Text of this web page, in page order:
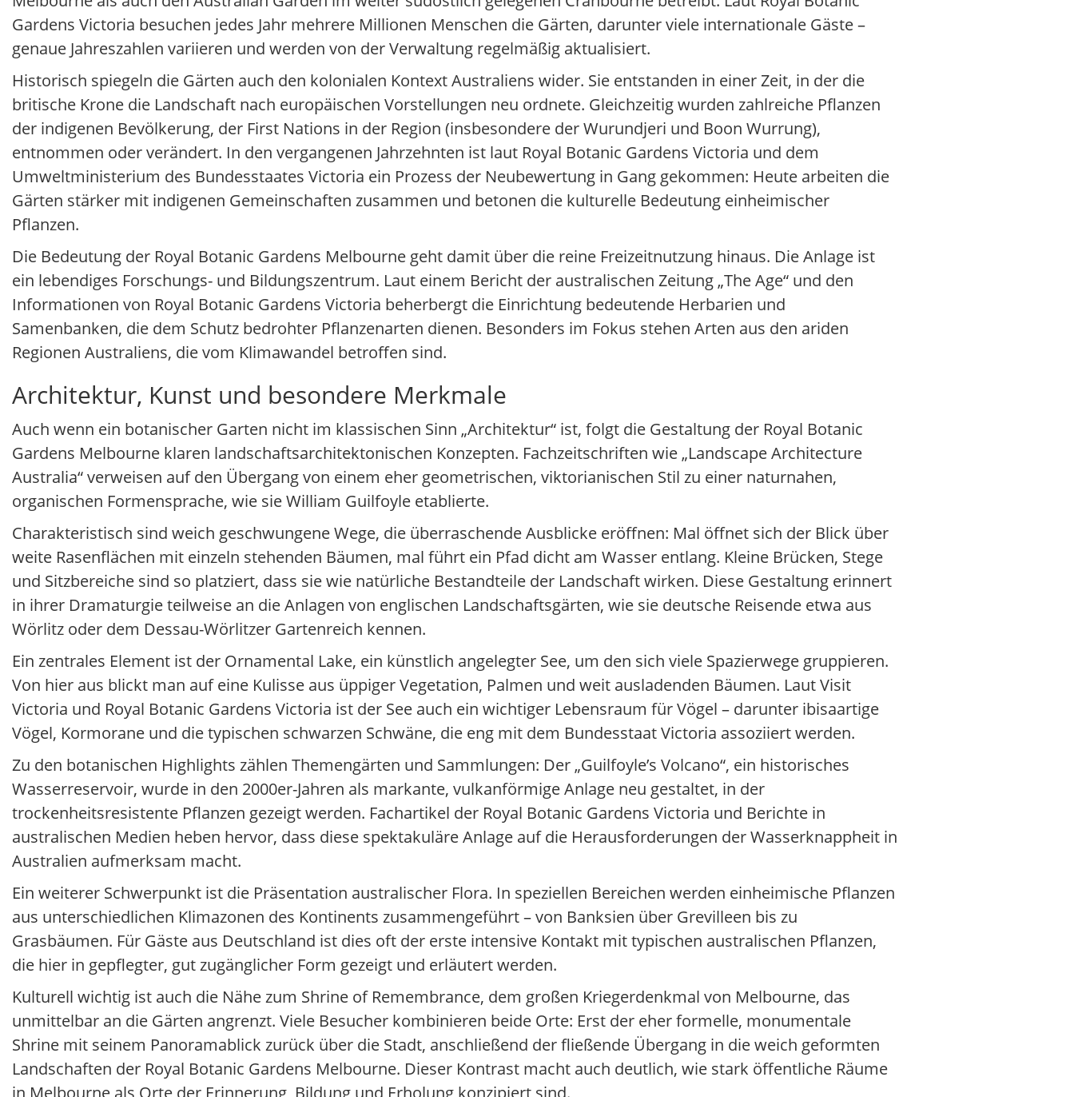
Gardens Victoria besuchen jedes Jahr mehrere Millionen Menschen die Gärten, darunter viele internationale Gäste –
genaue Jahreszahlen variieren und werden von der Verwaltung regelmäßig aktualisiert.
Historisch spiegeln die Gärten auch den kolonialen Kontext Australiens wider. Sie entstanden in einer Zeit, in der die
britische Krone die Landschaft nach europäischen Vorstellungen neu ordnete. Gleichzeitig wurden zahlreiche Pflanzen
der indigenen Bevölkerung, der First Nations in der Region (insbesondere der Wurundjeri und Boon Wurrung),
entnommen oder verändert. In den vergangenen Jahrzehnten ist laut Royal Botanic Gardens Victoria und dem
Umweltministerium des Bundesstaates Victoria ein Prozess der Neubewertung in Gang gekommen: Heute arbeiten die
Gärten stärker mit indigenen Gemeinschaften zusammen und betonen die kulturelle Bedeutung einheimischer
Pflanzen.
Die Bedeutung der Royal Botanic Gardens Melbourne geht damit über die reine Freizeitnutzung hinaus. Die Anlage ist
ein lebendiges Forschungs- und Bildungszentrum. Laut einem Bericht der australischen Zeitung „The Age“ und den
Informationen von Royal Botanic Gardens Victoria beherbergt die Einrichtung bedeutende Herbarien und
Samenbanken, die dem Schutz bedrohter Pflanzenarten dienen. Besonders im Fokus stehen Arten aus den ariden
Regionen Australiens, die vom Klimawandel betroffen sind.
Architektur, Kunst und besondere Merkmale
Auch wenn ein botanischer Garten nicht im klassischen Sinn „Architektur“ ist, folgt die Gestaltung der Royal Botanic
Gardens Melbourne klaren landschaftsarchitektonischen Konzepten. Fachzeitschriften wie „Landscape Architecture
Australia“ verweisen auf den Übergang von einem eher geometrischen, viktorianischen Stil zu einer naturnahen,
organischen Formensprache, wie sie William Guilfoyle etablierte.
Charakteristisch sind weich geschwungene Wege, die überraschende Ausblicke eröffnen: Mal öffnet sich der Blick über
weite Rasenflächen mit einzeln stehenden Bäumen, mal führt ein Pfad dicht am Wasser entlang. Kleine Brücken, Stege
und Sitzbereiche sind so platziert, dass sie wie natürliche Bestandteile der Landschaft wirken. Diese Gestaltung erinnert
in ihrer Dramaturgie teilweise an die Anlagen von englischen Landschaftsgärten, wie sie deutsche Reisende etwa aus
Wörlitz oder dem Dessau-Wörlitzer Gartenreich kennen.
Ein zentrales Element ist der Ornamental Lake, ein künstlich angelegter See, um den sich viele Spazierwege gruppieren.
Von hier aus blickt man auf eine Kulisse aus üppiger Vegetation, Palmen und weit ausladenden Bäumen. Laut Visit
Victoria und Royal Botanic Gardens Victoria ist der See auch ein wichtiger Lebensraum für Vögel – darunter ibisaartige
Vögel, Kormorane und die typischen schwarzen Schwäne, die eng mit dem Bundesstaat Victoria assoziiert werden.
Zu den botanischen Highlights zählen Themengärten und Sammlungen: Der „Guilfoyle’s Volcano“, ein historisches
Wasserreservoir, wurde in den 2000er-Jahren als markante, vulkanförmige Anlage neu gestaltet, in der
trockenheitsresistente Pflanzen gezeigt werden. Fachartikel der Royal Botanic Gardens Victoria und Berichte in
australischen Medien heben hervor, dass diese spektakuläre Anlage auf die Herausforderungen der Wasserknappheit in
Australien aufmerksam macht.
Ein weiterer Schwerpunkt ist die Präsentation australischer Flora. In speziellen Bereichen werden einheimische Pflanzen
aus unterschiedlichen Klimazonen des Kontinents zusammengeführt – von Banksien über Grevilleen bis zu
Grasbäumen. Für Gäste aus Deutschland ist dies oft der erste intensive Kontakt mit typischen australischen Pflanzen,
die hier in gepflegter, gut zugänglicher Form gezeigt und erläutert werden.
Kulturell wichtig ist auch die Nähe zum Shrine of Remembrance, dem großen Kriegerdenkmal von Melbourne, das
unmittelbar an die Gärten angrenzt. Viele Besucher kombinieren beide Orte: Erst der eher formelle, monumentale
Shrine mit seinem Panoramablick zurück über die Stadt, anschließend der fließende Übergang in die weich geformten
Landschaften der Royal Botanic Gardens Melbourne. Dieser Kontrast macht auch deutlich, wie stark öffentliche Räume